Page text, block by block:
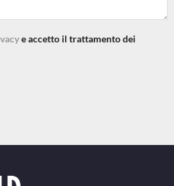
e accetto il trattamento dei